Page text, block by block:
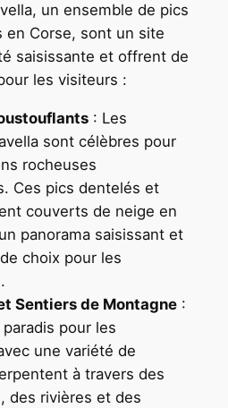
un ensemble de pics
en Corse, sont un site
saisissante et offrent de
les visiteurs :
: Les
sont célèbres pour
rocheuses
Ces pics dentelés et
couverts de neige en
panorama saisissant et
choix pour les
Sentiers de Montagne:
pour les
une variété de
à travers des
des rivières et des